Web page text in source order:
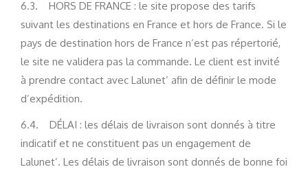
6.3. HORS DE FRANCE : le site propose des tarifs
suivant les destinations en France et hors de France. Si le
pays de destination hors de France n’est pas répertorié,
le site ne validera pas la commande. Le client est invité
à prendre contact avec Lalunet’ afin de définir le mode
d’expédition.
6.4. DÉLAI : les délais de livraison sont donnés à titre
indicatif et ne constituent pas un engagement de
Lalunet’. Les délais de livraison sont donnés de bonne foi